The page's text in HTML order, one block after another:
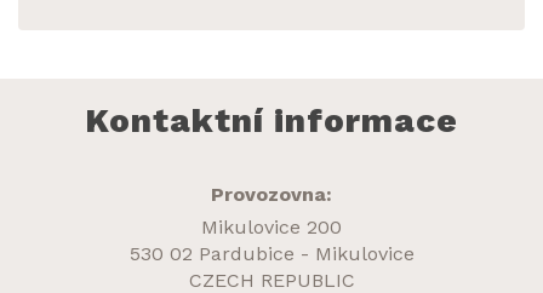
Kontaktní informace
Provozovna:
Mikulovice 200
530 02 Pardubice - Mikulovice
CZECH REPUBLIC